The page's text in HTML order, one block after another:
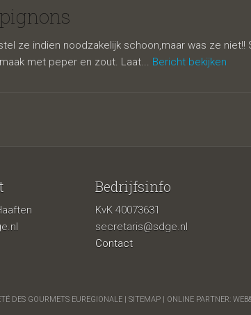
ze indien noodzakelijk schoon,maar was ze
met peper en zout. Laat... Bericht bekijken
Bedrijfsinfo
KvK 40073631
secretaris@sdge.nl
Contact
DES GOURMETS EUREGIONALE | SITEMAP| ONLINE PARTNER: